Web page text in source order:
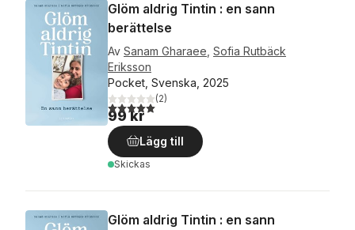
Glöm aldrig Tintin : en sann
berättelse
Av Sanam Gharaee Sofia Rutbäck
Eriksson
Pocket, Svenska, 2025
5,0utav 5 stjärnor. Totalt antal röster:
(2)
99 kr
Lägg till
Skickas
Glöm aldrig Tintin : en sann